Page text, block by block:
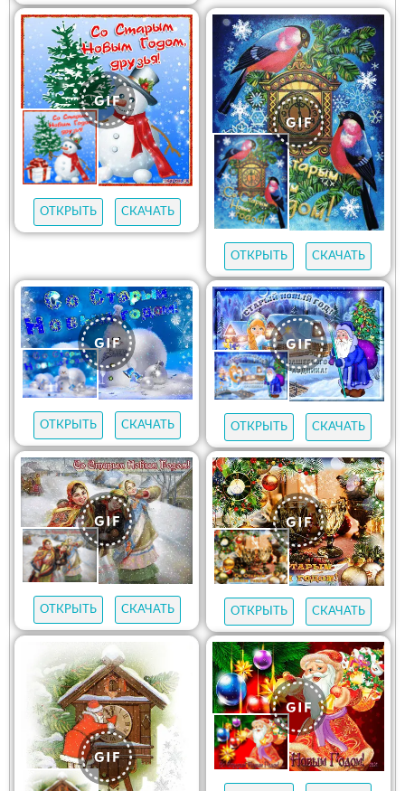
ОТКРЫТЬ СКАЧАТЬ
ОТКРЫТЬ СКАЧАТЬ
ОТКРЫТЬ СКАЧАТЬ ОТКРЫТЬ СКАЧАТЬ
ОТКРЫТЬ СКАЧАТЬ ОТКРЫТЬ СКАЧАТЬ